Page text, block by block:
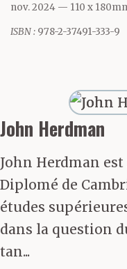
nov. 2024 — 110 x
ISBN : 978-2-37491-333-9
John Herdman
John Herdman est
Diplomé de
études
dans la question
tan...